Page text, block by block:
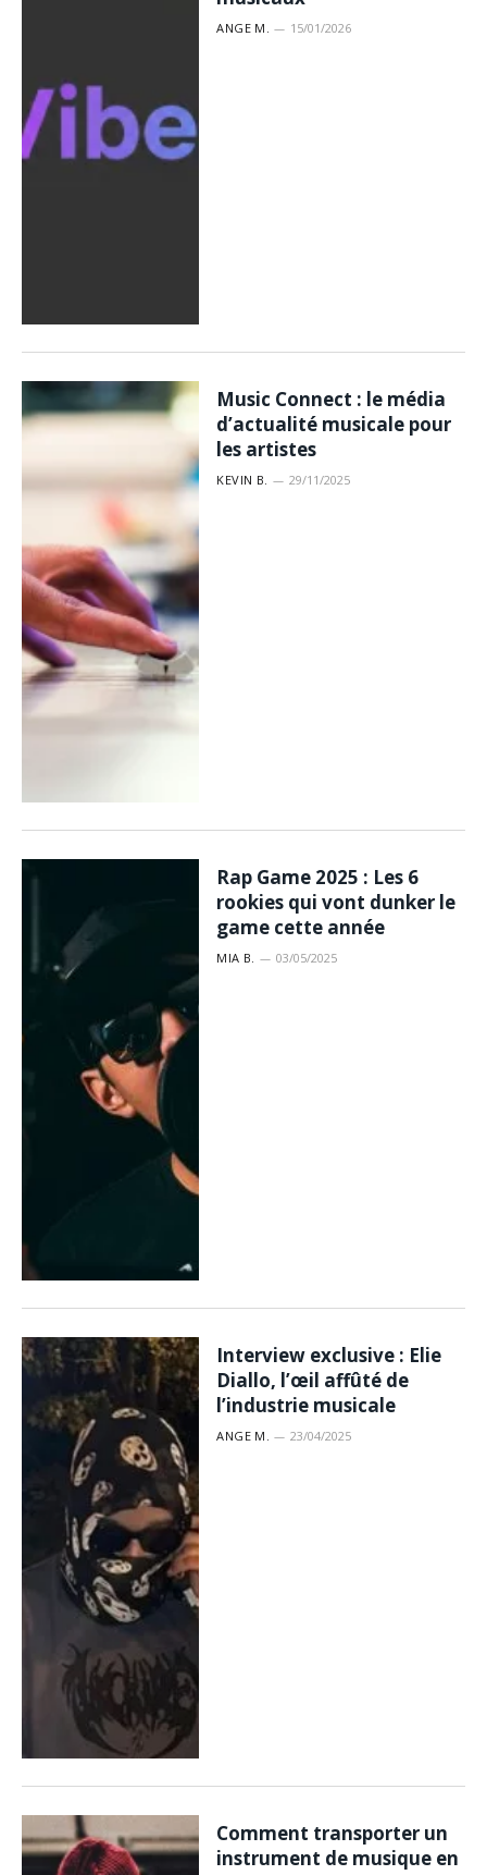
ANGE M. 15/01/2026
Music Connect : le média
d’actualité musicale pour
les artistes
KEVIN B. 29/11/2025
Rap Game 2025 : Les 6
rookies qui vont dunker le
game cette année
MIA B. 03/05/2025
Interview exclusive : Elie
Diallo, l’œil affûté de
l’industrie musicale
ANGE M. 23/04/2025
Comment transporter un
instrument de musique en